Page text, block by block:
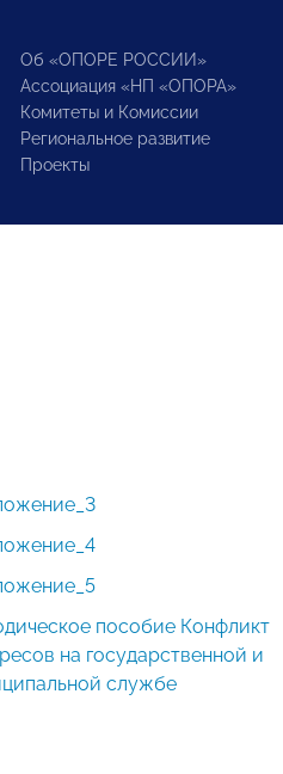
Об «ОПОРЕ РОССИИ»
Ассоциация «НП «ОПОРА»
Комитеты и Комиссии
Региональное развитие
Проекты
пособие Конфликт
на государственной и
службе